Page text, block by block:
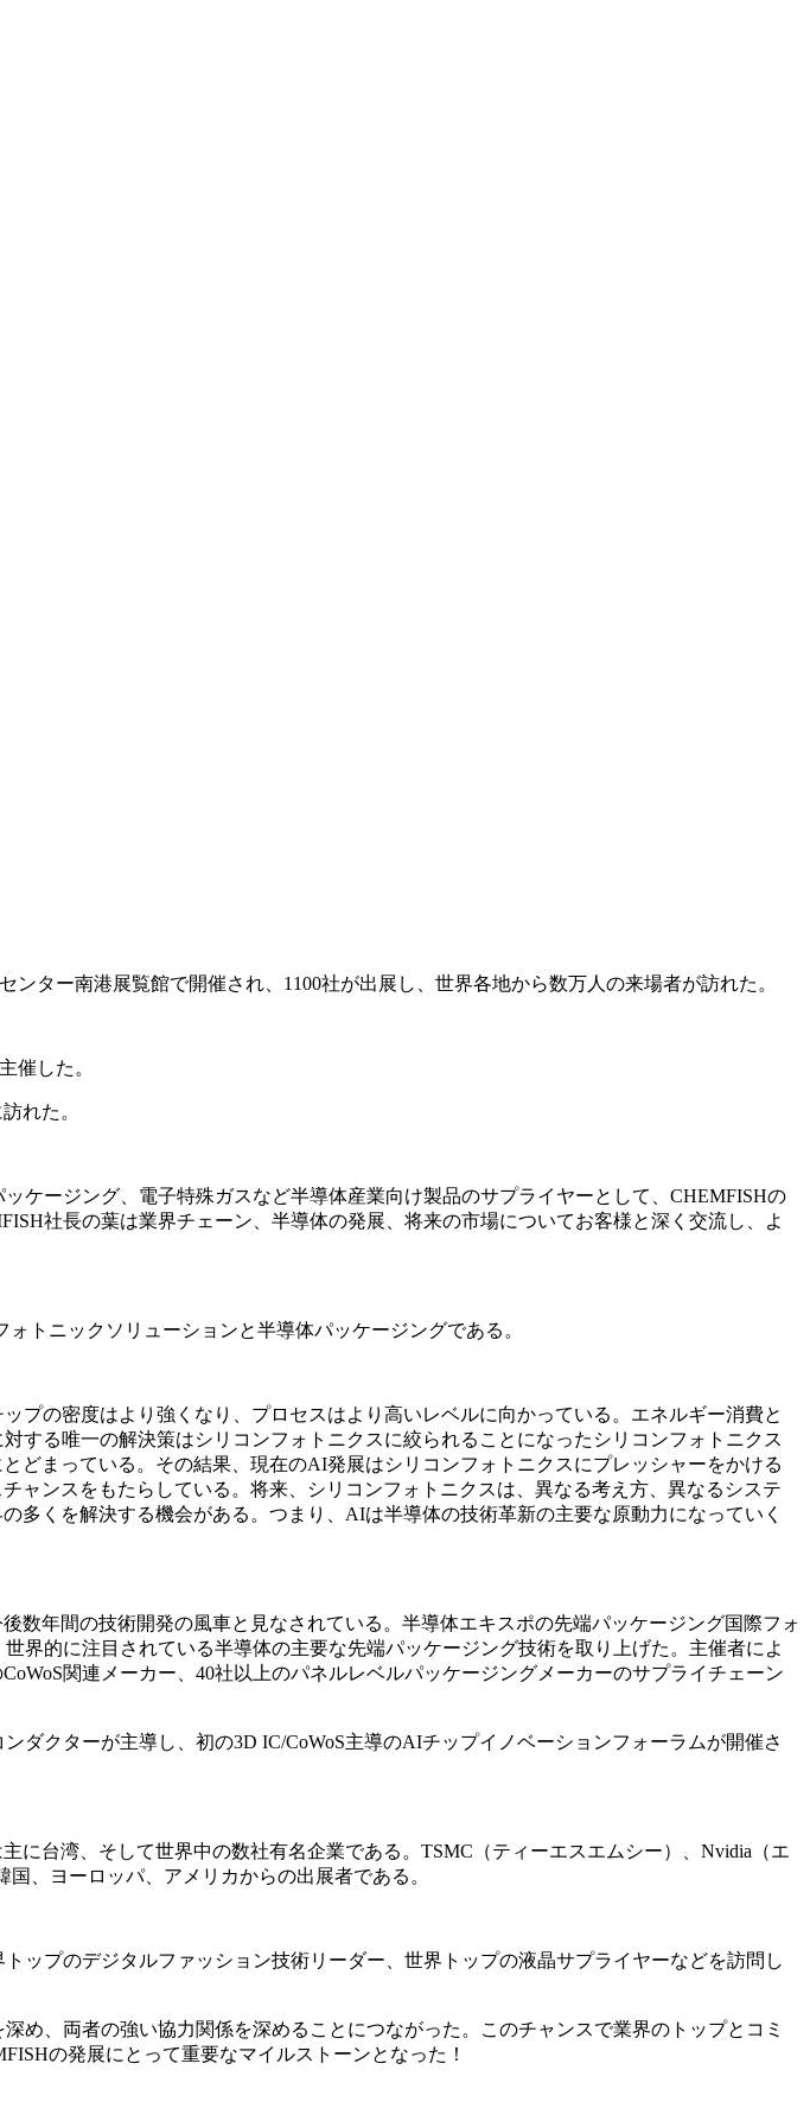
ター南港展覧館で開催され、1100社が出展し、世界各地から数万人の来場者が訪れた。
催した。
れた。
ケージング、電子特殊ガスなど半導体産業向け製品のサプライヤーとして、CHEMFISHの
社長の葉は業界チェーン、半導体の発展、将来の市場についてお客様と深く交流し、よ
トニックソリューションと半導体パッケージングである。
プの密度はより強くなり、プロセスはより高いレベルに向かっている。エネルギー消費と
する唯一の解決策はシリコンフォトニクスに絞られることになったシリコンフォトニクス
どまっている。その結果、現在のAI発展はシリコンフォトニクスにプレッシャーをかける
ャンスをもたらしている。将来、シリコンフォトニクスは、異なる考え方、異なるシステ
くを解決する機会がある。つまり、AIは半導体の技術革新の主要な原動力になっていく
数年間の技術開発の風車と見なされている。半導体エキスポの先端パッケージング国際フォ
世界的に注目されている半導体の主要な先端パッケージング技術を取り上げた。主催者によ
関連メーカー、40社以上のパネルレベルパッケージングメーカーのサプライチェーン
ダクターが主導し、初の3D IC/CoWoS主導のAIチップイノベーションフォーラムが開催さ
台湾、そして世界中の数社有名企業である。TSMC（ティーエスエムシー）、Nvidia（エ
、ヨーロッパ、アメリカからの出展者である。
ップのデジタルファッション技術リーダー、世界トップの液晶サプライヤーなどを訪問し
め、両者の強い協力関係を深めることにつながった。このチャンスで業界のトップとコミ
の発展にとって重要なマイルストーンとなった！